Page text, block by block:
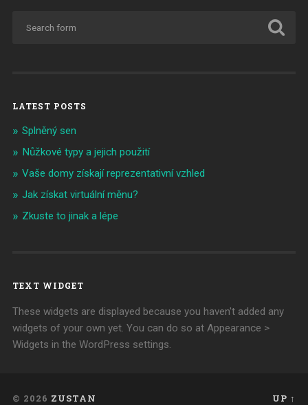
LATEST POSTS
Splněný sen
Nůžkové typy a jejich použití
Vaše domy získají reprezentativní vzhled
Jak získat virtuální měnu?
Zkuste to jinak a lépe
TEXT WIDGET
These widgets are displayed because you haven't added any
widgets of your own yet. You can do so at Appearance >
Widgets in the WordPress settings.
© 2026 ZUSTAN UP ↑